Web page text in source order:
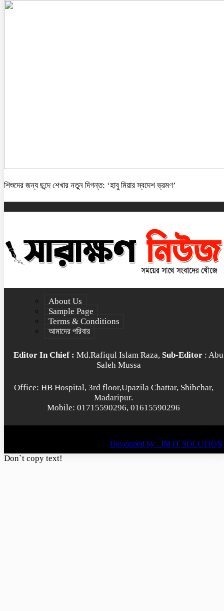
শিশুদের জন্য ছন্দে শেখার নতুন দিগন্ত: ‘হাবু মিয়ার স্বদেশ ভ্রমণ’
About Us
Sample Page
Terms & Conditions
আমাদের পরিবার
Editor In Chief : Md.Rafiqul Islam Raza, Sub-Editor : Abu
Saleh Mussa
Office: HB Hospital, 3rd floor,Upazila Chattar, Shibchar,
Madaripur.
Mobile: 01715590296, 01615590296
Developed by : JM IT SOLUTION
Don`t copy text!